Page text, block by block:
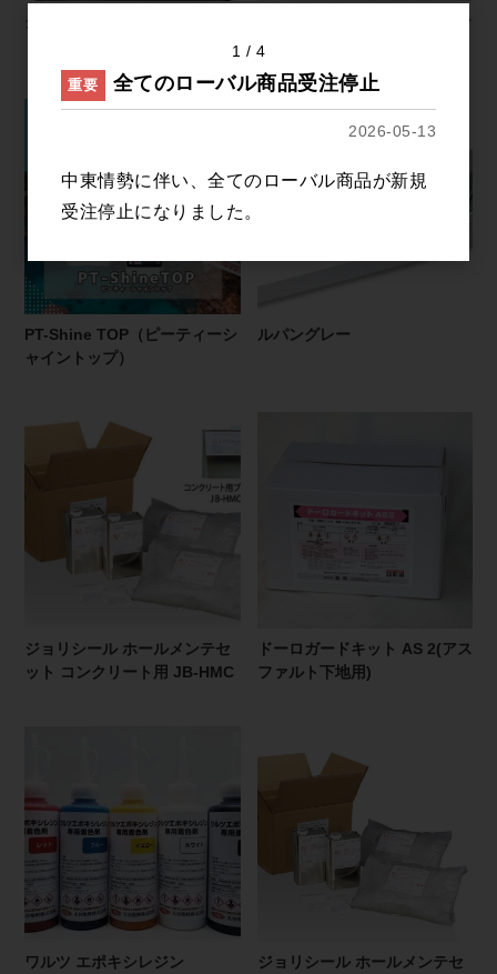
クリーン＆リフレッシュ75
ドーロガードキット JC 2(コン
クリート下地用)
PT-Shine TOP（ピーティーシ
ャイントップ）
ルパングレー
ジョリシール ホールメンテセ
ット コンクリート用 JB-HMC
ドーロガードキット AS 2(アス
ファルト下地用)
ワルツ エポキシレジン
ジョリシール ホールメンテセ
1
4
重要
全てのローバル商品受注停止
2026-05-13
中東情勢に伴い、全てのローバル商品が新規
受注停止になりました。